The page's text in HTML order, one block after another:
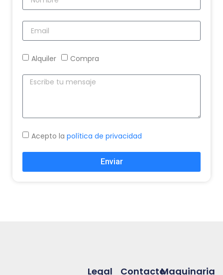
Alquiler Compra
Acepto la política de privacidad
Enviar
Contacto
Legal Maquinaria